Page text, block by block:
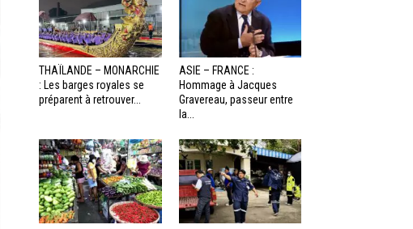
THAÏLANDE – MONARCHIE
: Les barges royales se
préparent à retrouver...
ASIE – FRANCE :
Hommage à Jacques
Gravereau, passeur entre
la...